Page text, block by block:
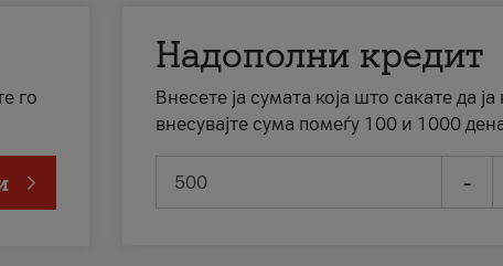
го
Надополни кредит
Внесете ја сумата која што сакате да
внесувајте сума помеѓу 100 и 1000
-